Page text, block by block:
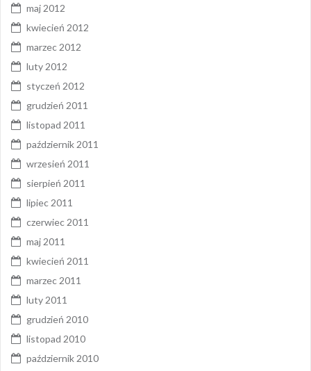
maj 2012
kwiecień 2012
marzec 2012
luty 2012
styczeń 2012
grudzień 2011
listopad 2011
październik 2011
wrzesień 2011
sierpień 2011
lipiec 2011
czerwiec 2011
maj 2011
kwiecień 2011
marzec 2011
luty 2011
grudzień 2010
listopad 2010
październik 2010